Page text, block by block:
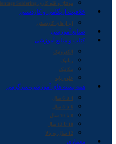
مونتاژ و قلع کاری Montage Soldering
خلاقیت اریگامی و کاردستی
ابزارهای کاردستی
صنایع آموزشی
کتاب و منابع آموزشی
الکترونیک
رباتیک
مکانیک
علوم پایه
همه بسته های آموزشی-سرگرمی
4 تا 6 سال
6 تا 8 سال
8 تا 10 سال
10 تا 12 سال
12 سال به بالا
معماری